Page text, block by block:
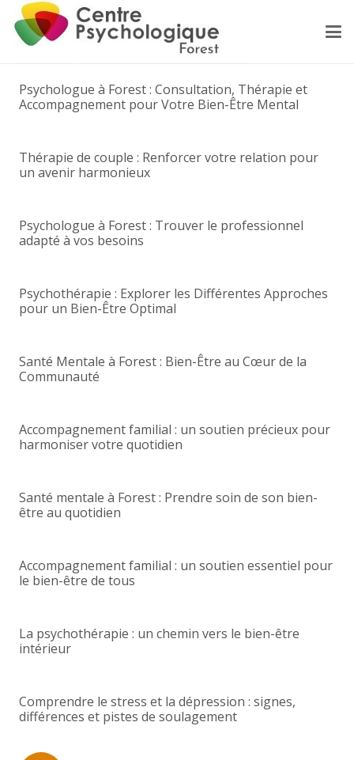
Psychologue à Forest : Consultation, Thérapie et
Accompagnement pour Votre Bien-Être Mental
Thérapie de couple : Renforcer votre relation pour
un avenir harmonieux
Psychologue à Forest : Trouver le professionnel
adapté à vos besoins
Psychothérapie : Explorer les Différentes Approches
pour un Bien-Être Optimal
Santé Mentale à Forest : Bien-Être au Cœur de la
Communauté
Accompagnement familial : un soutien précieux pour
harmoniser votre quotidien
Santé mentale à Forest : Prendre soin de son bien-
être au quotidien
Accompagnement familial : un soutien essentiel pour
le bien-être de tous
La psychothérapie : un chemin vers le bien-être
intérieur
Comprendre le stress et la dépression : signes,
différences et pistes de soulagement